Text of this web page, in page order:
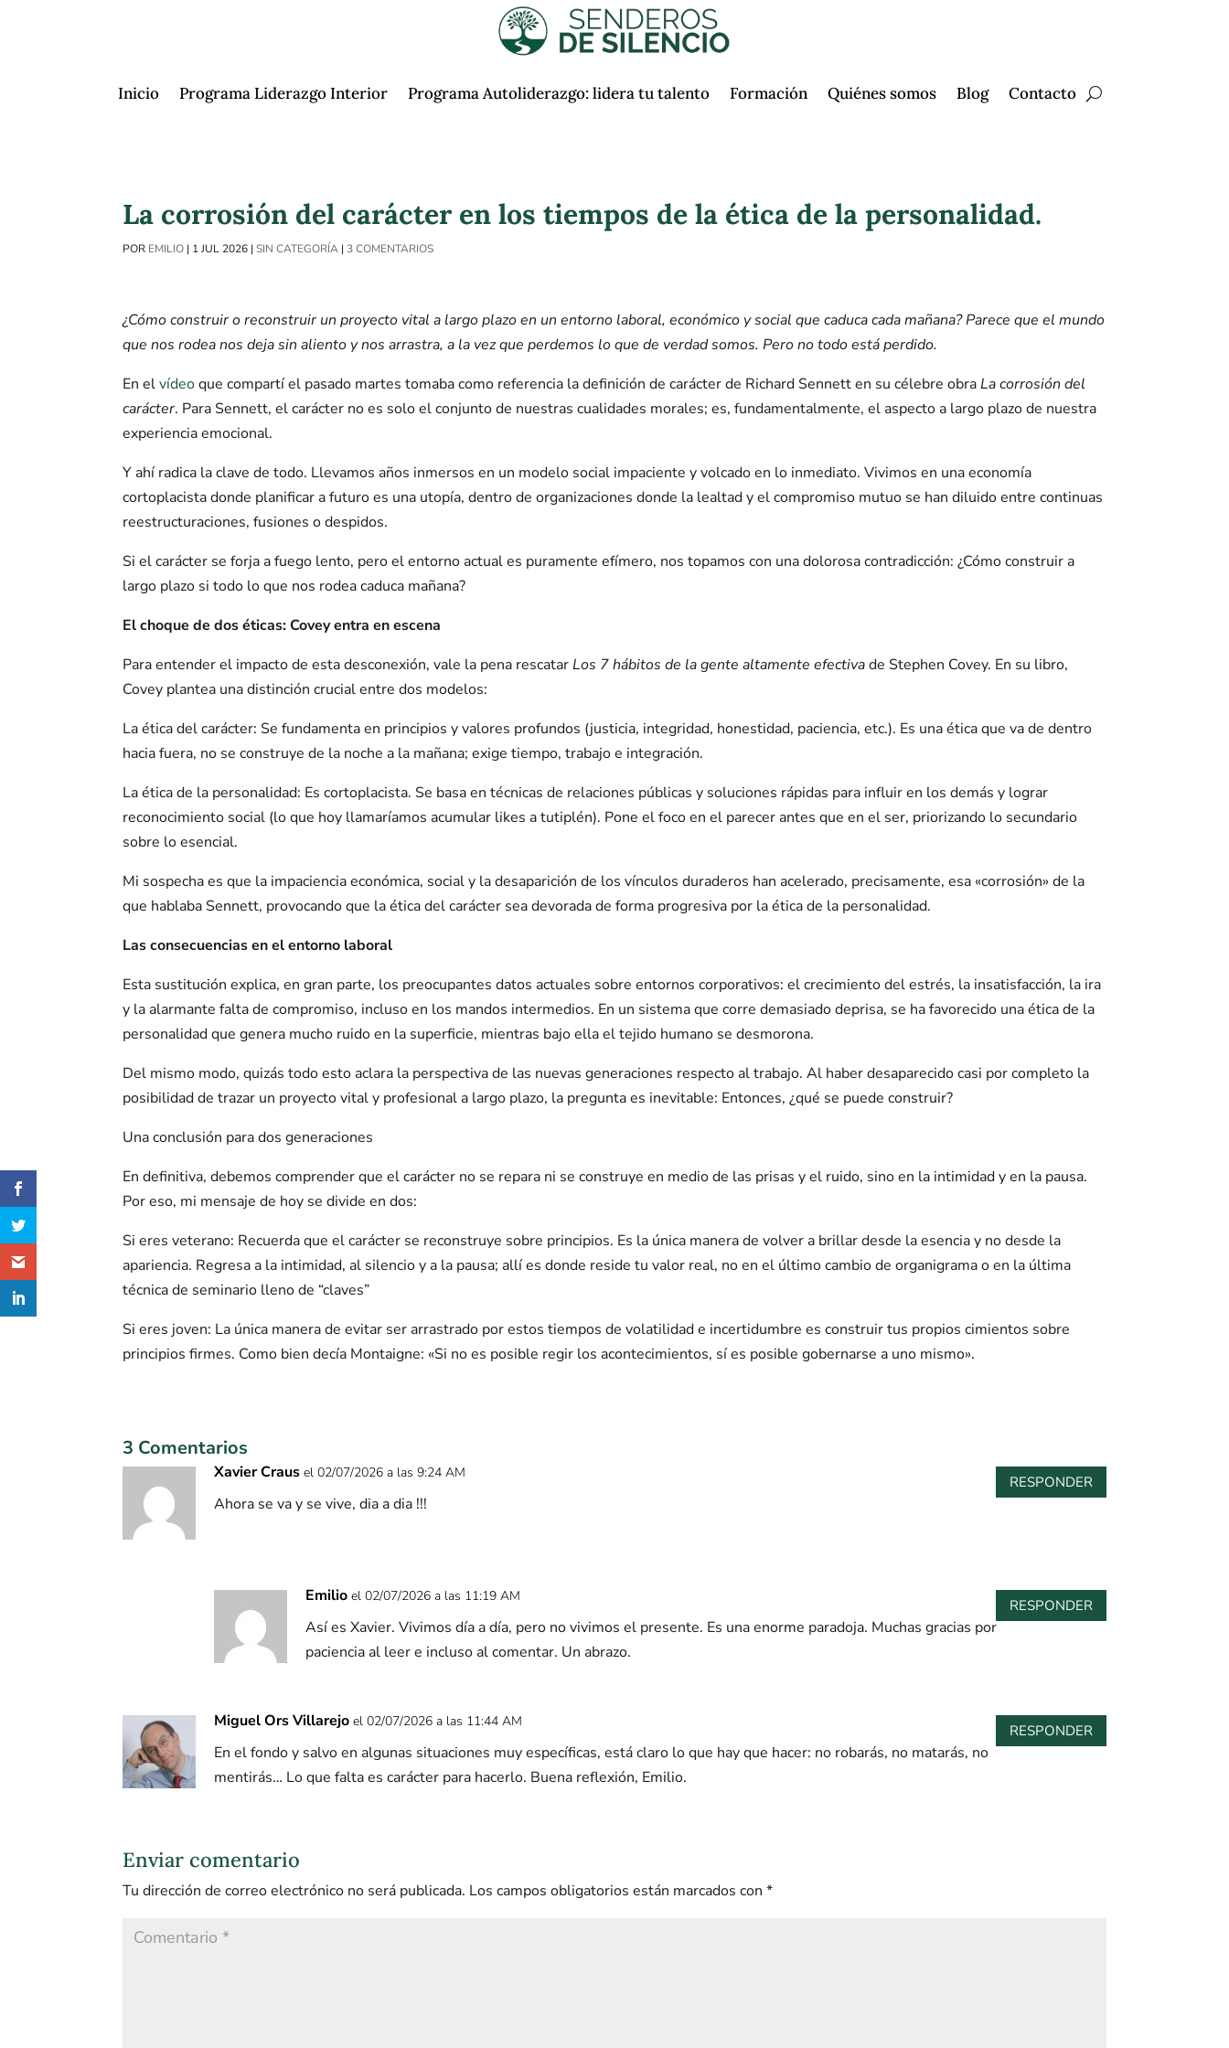
Inicio Programa Liderazgo Interior Programa Autoliderazgo: lidera tu talento Formación Quiénes somos Blog Contacto
La corrosión del carácter en los tiempos de la ética de la personalidad.
POR EMILIO | 1 JUL 2026 |SIN CATEGORÍA | 3 COMENTARIOS
¿Cómo construir o reconstruir un proyecto vital a largo plazo en un entorno laboral, económico y social que caduca cada mañana? Parece que el mundo
que nos rodea nos deja sin aliento y nos arrastra, a la vez que perdemos lo que de verdad somos. Pero no todo está perdido.
En elvídeoque compartí el pasado martes tomaba como referencia la definición de carácter de Richard Sennett en su célebre obraLa corrosión del
carácter. Para Sennett, el carácter no es solo el conjunto de nuestras cualidades morales; es, fundamentalmente, el aspecto a largo plazo de nuestra
experiencia emocional.
Y ahí radica la clave de todo. Llevamos años inmersos en un modelo social impaciente y volcado en lo inmediato. Vivimos en una economía
cortoplacista donde planificar a futuro es una utopía, dentro de organizaciones donde la lealtad y el compromiso mutuo se han diluido entre continuas
reestructuraciones, fusiones o despidos.
Si el carácter se forja a fuego lento, pero el entorno actual es puramente efímero, nos topamos con una dolorosa contradicción: ¿Cómo construir a
largo plazo si todo lo que nos rodea caduca mañana?
El choque de dos éticas: Covey entra en escena
Para entender el impacto de esta desconexión, vale la pena rescatarLos 7 hábitos de la gente altamente efectivade Stephen Covey. En su libro,
Covey plantea una distinción crucial entre dos modelos:
La ética del carácter: Se fundamenta en principios y valores profundos (justicia, integridad, honestidad, paciencia, etc.). Es una ética que va de dentro
hacia fuera, no se construye de la noche a la mañana; exige tiempo, trabajo e integración.
La ética de la personalidad: Es cortoplacista. Se basa en técnicas de relaciones públicas y soluciones rápidas para influir en los demás y lograr
reconocimiento social (lo que hoy llamaríamos acumular likes a tutiplén). Pone el foco en el parecer antes que en el ser, priorizando lo secundario
sobre lo esencial.
Mi sospecha es que la impaciencia económica, social y la desaparición de los vínculos duraderos han acelerado, precisamente, esa «corrosión» de la
que hablaba Sennett, provocando que la ética del carácter sea devorada de forma progresiva por la ética de la personalidad.
Las consecuencias en el entorno laboral
Esta sustitución explica, en gran parte, los preocupantes datos actuales sobre entornos corporativos: el crecimiento del estrés, la insatisfacción, la ira
y la alarmante falta de compromiso, incluso en los mandos intermedios. En un sistema que corre demasiado deprisa, se ha favorecido una ética de la
personalidad que genera mucho ruido en la superficie, mientras bajo ella el tejido humano se desmorona.
Del mismo modo, quizás todo esto aclara la perspectiva de las nuevas generaciones respecto al trabajo. Al haber desaparecido casi por completo la
posibilidad de trazar un proyecto vital y profesional a largo plazo, la pregunta es inevitable: Entonces, ¿qué se puede construir?
Una conclusión para dos generaciones
En definitiva, debemos comprender que el carácter no se repara ni se construye en medio de las prisas y el ruido, sino en la intimidad y en la pausa.
Por eso, mi mensaje de hoy se divide en dos:
Si eres veterano: Recuerda que el carácter se reconstruye sobre principios. Es la única manera de volver a brillar desde la esencia y no desde la
apariencia. Regresa a la intimidad, al silencio y a la pausa; allí es donde reside tu valor real, no en el último cambio de organigrama o en la última
técnica de seminario lleno de “claves”
Si eres joven: La única manera de evitar ser arrastrado por estos tiempos de volatilidad e incertidumbre es construir tus propios cimientos sobre
principios firmes. Como bien decía Montaigne: «Si no es posible regir los acontecimientos, sí es posible gobernarse a uno mismo».
3 Comentarios
Xavier Craus el 02/07/2026 a las 9:24 AM
Ahora se va y se vive, dia a dia !!!
RESPONDER
Emilio el 02/07/2026 a las 11:19 AM
Así es Xavier. Vivimos día a día, pero no vivimos el presente. Es una enorme paradoja. Muchas gracias por
paciencia al leer e incluso al comentar. Un abrazo.
RESPONDER
Miguel Ors Villarejo el 02/07/2026 a las 11:44 AM
En el fondo y salvo en algunas situaciones muy específicas, está claro lo que hay que hacer: no robarás, no matarás, no
mentirás… Lo que falta es carácter para hacerlo. Buena reflexión, Emilio.
RESPONDER
Enviar comentario
Tu dirección de correo electrónico no será publicada. Los campos obligatorios están marcados con*